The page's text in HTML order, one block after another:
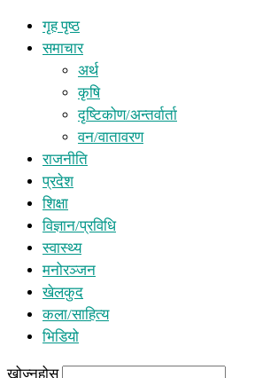
गृह पृष्ठ
समाचार
अर्थ
कृषि
दृष्टिकोण/अन्तर्वार्ता
वन/वातावरण
राजनीति
प्रदेश
शिक्षा
विज्ञान/प्रविधि
स्वास्थ्य
मनोरञ्जन
खेलकुद
कला/साहित्य
भिडियो
खोज्नुहोस